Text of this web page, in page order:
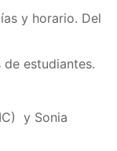
y horario. Del
estudiantes.
y Sonia